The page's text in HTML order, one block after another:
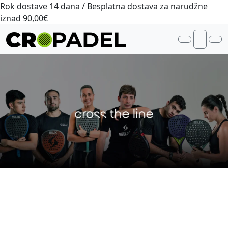
Skip to content
Rok dostave 14 dana / Besplatna dostava za narudžne
iznad 90,00€
Account
Cart